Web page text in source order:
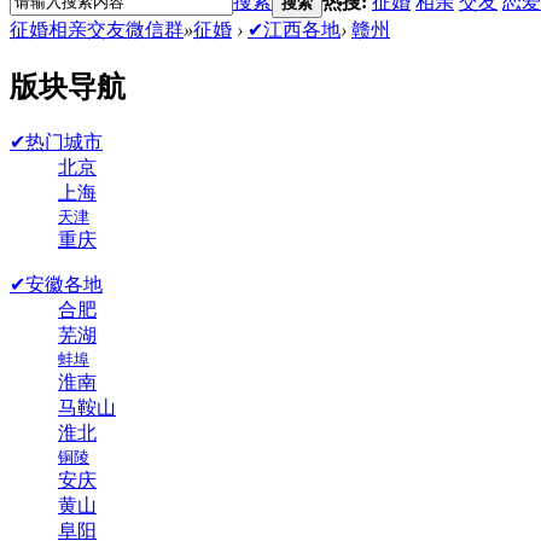
征婚相亲交友微信群»征婚 › ✔江西各地› 赣州
版块导航
✔热门城市
北京
上海
天津
重庆
✔安徽各地
合肥
芜湖
蚌埠
淮南
马鞍山
淮北
铜陵
安庆
黄山
阜阳